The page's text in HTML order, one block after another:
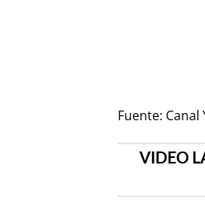
Fuente: Canal
VIDEO